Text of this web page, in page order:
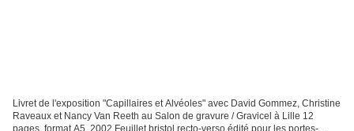
Livret de l'exposition "Capillaires et Alvéoles" avec David Gommez, Christine
Raveaux et Nancy Van Reeth au Salon de gravure / Gravicel à Lille 12